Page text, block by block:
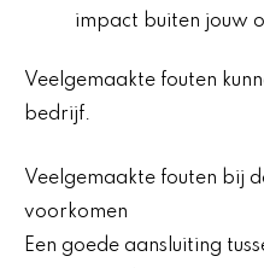
impact buiten jouw
Veelgemaakte fouten
bedrijf.
Veelgemaakte fouten bij
voorkomen
Een goede aansluiting